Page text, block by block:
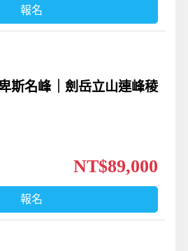
報名
斯名峰｜劍岳立山連峰稜
NT$89,000
報名